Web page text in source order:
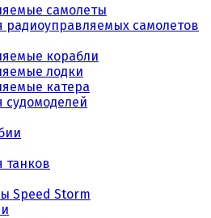
самолеты
радиоуправляемых самолетов
корабли
лодки
катера
судомоделей
танков
Speed Storm